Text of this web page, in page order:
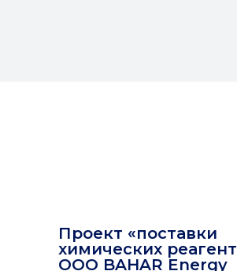
Проект «поставки
химических
ООО BAHAR Energy